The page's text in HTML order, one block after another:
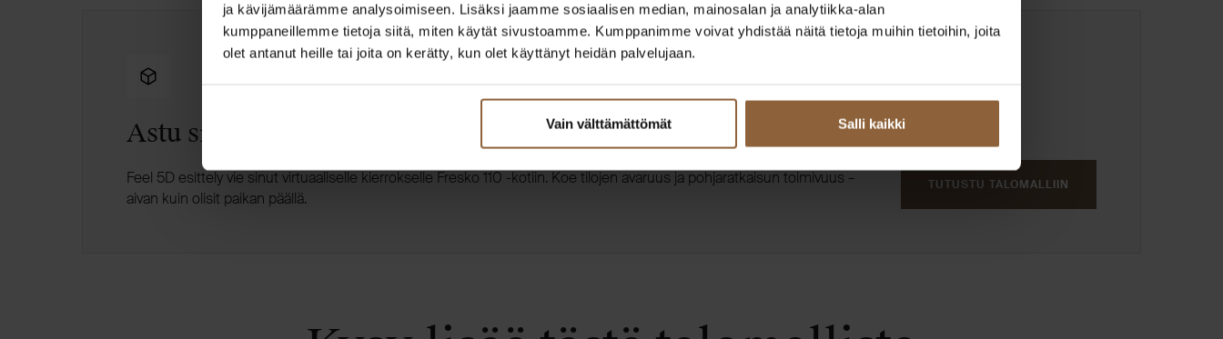
ja kävijämäärämme analysoimiseen. Lisäksi jaamme sosiaalisen median, mainosalan ja analytiikka-alan
kumppaneillemme tietoja siitä, miten käytät sivustoamme. Kumppanimme voivat yhdistää näitä tietoja muihin tietoihin, joita
olet antanut heille tai joita on kerätty, kun olet käyttänyt heidän palvelujaan.
Vain välttämättömät Salli kaikki
Astu sisään Fresko 110 -talomalliin
Feel 5D esittely vie sinut virtuaaliselle kierrokselle Fresko 110 -kotiin. Koe tilojen avaruus ja pohjaratkaisun toimivuus –
aivan kuin olisit paikan päällä.
TUTUSTU TALOMALLIIN